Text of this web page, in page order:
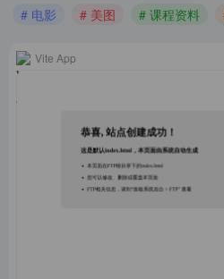
# 电影
# 美图 # 课程资料
Vite App